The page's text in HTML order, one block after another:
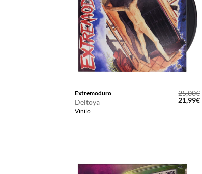
Extremoduro
Deltoya
Vinilo
25,00€
El
precio
21,99€El